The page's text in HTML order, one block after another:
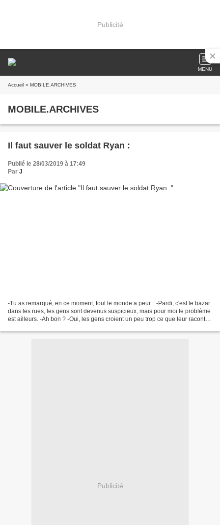
Publicité
MENU
Accueil » MOBILE.ARCHIVES
MOBILE.ARCHIVES
Il faut sauver le soldat Ryan :
Publié le 28/03/2019 à 17:49
Par J
-Tu as remarqué, en ce moment, tout le monde a peur... -Pardi, c'est le bazar
dans les rues, les gens sont devenus suspicieux, mais pour moi le problème
est ailleurs. -Ah bon ? -Oui, les gens croient un peu trop ce que leur raconte
Publicité